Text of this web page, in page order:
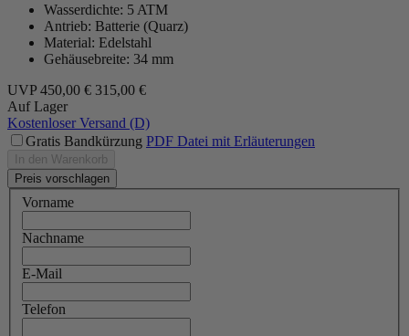
Wasserdichte: 5 ATM
Antrieb: Batterie (Quarz)
Material: Edelstahl
Gehäusebreite: 34 mm
UVP 450,00 € 315,00 €
Auf Lager
Kostenloser Versand (D)
Gratis Bandkürzung PDF Datei mit Erläuterungen
In den Warenkorb
Preis vorschlagen
Vorname
Nachname
E-Mail
Telefon